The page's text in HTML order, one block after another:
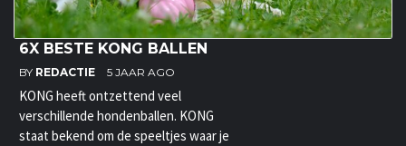
6X BESTE KONG BALLEN
BY REDACTIE 5 JAAR AGO
KONG heeft ontzettend veel
verschillende hondenballen. KONG
staat bekend om de speeltjes waar je